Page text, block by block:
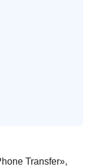
Transfer»,